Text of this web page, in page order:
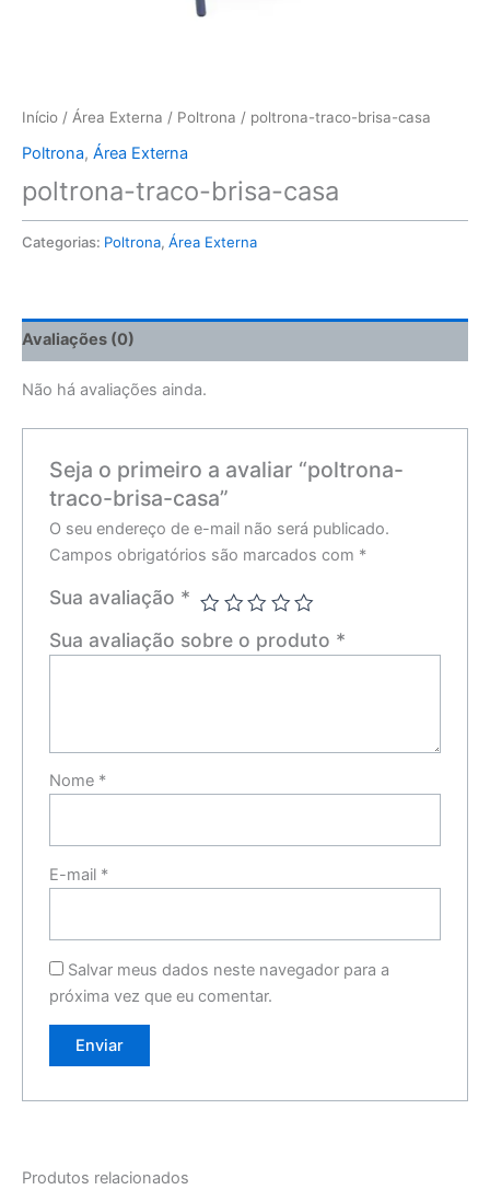
Início / Área Externa / Poltrona / poltrona-traco-brisa-casa
Poltrona, Área Externa
poltrona-traco-brisa-casa
Categorias: Poltrona, Área Externa
Avaliações (0)
Não há avaliações ainda.
Seja o primeiro a avaliar “poltrona-
traco-brisa-casa”
O seu endereço de e-mail não será publicado.
Campos obrigatórios são marcados com *
Sua avaliação *
Sua avaliação sobre o produto *
Nome *
E-mail *
Salvar meus dados neste navegador para a
próxima vez que eu comentar.
Produtos relacionados